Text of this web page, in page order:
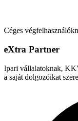
Céges
eXtra Partner
Ipari vállalatoknak,
a saját dolgozóikat